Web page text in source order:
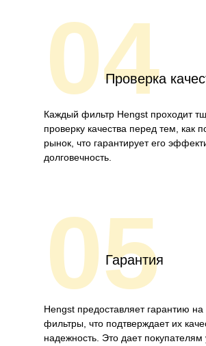
04
Проверка
Каждый фильтр Hengst проходит
проверку качества перед тем, как
рынок, что гарантирует его
долговечность.
05
Гарантия
Hengst предоставляет гарантию на
фильтры, что подтверждает их
надежность. Это дает покупателям